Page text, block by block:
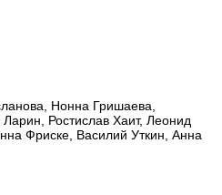
Нонна Гришаева,
Ростислав Хаит, Леонид
Фриске, Василий Уткин, Анна